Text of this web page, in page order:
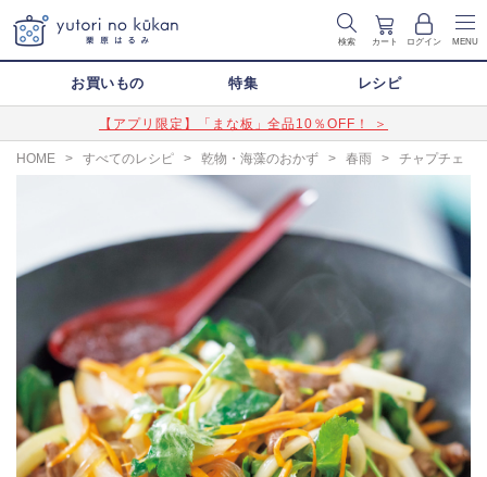
検索 カート ログイン MENU
お買いもの 特集 レシピ
【アプリ限定】「まな板」全品10％OFF！ ＞
HOME > すべてのレシピ > 乾物・海藻のおかず > 春雨 > チャプチェ